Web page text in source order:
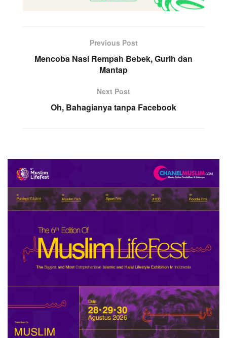
Previous Post
Mencoba Nasi Rempah Bebek, Gurih dan
Mantap
Next Post
Oh, Bahagianya tanpa Facebook